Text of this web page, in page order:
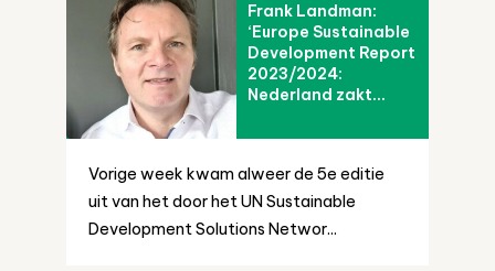
Frank Landman:
‘Europe Sustainable
Development Report
2023/2024:
Nederland zakt...
Vorige week kwam alweer de 5e editie
uit van het door het UN Sustainable
Development Solutions Networ...